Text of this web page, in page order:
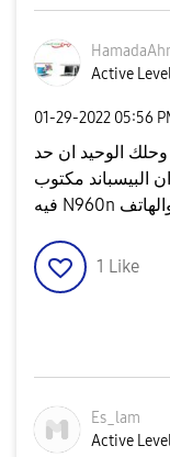
Active
‎01-29-2022 05:56
الوحيد ان حد
البيسباند مكتوب
1 Like
Es_lam
Active Level